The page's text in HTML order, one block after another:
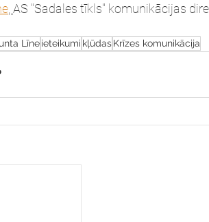
AS "Sadales tīkls" komunikācijas
Līneieteikumi kļūdasKrīzes komunikācija